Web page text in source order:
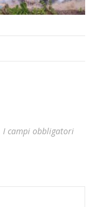
I campi obbligatori